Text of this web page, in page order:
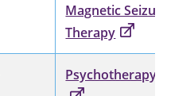
Magnetic Seizure
Therapy
Psychotherapy